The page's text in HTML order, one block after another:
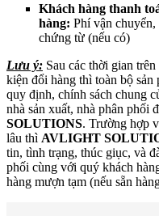
Khách hàng thanh
hàng: Phí vận
chứng từ (nếu có)
Lưu ý: Sau các thời gian
kiện đổi hàng thì toàn bộ sản
quy định, chính sách chung
nhà sản xuất, nhà phân phối
SOLUTIONS. Trường hợp
lâu thì AVLIGHT
tin, tình trạng, thúc giục, và
phối cùng với quý khách
hàng mượn tạm (nếu sẵn